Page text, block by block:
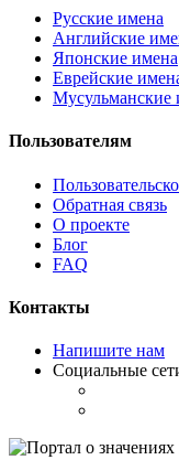
Русские имена
Английские
Японские имена
Еврейские
Мусульманские
Пользователям
Обратная связь
О проекте
Блог
FAQ
Контакты
Напишите нам
Социальные